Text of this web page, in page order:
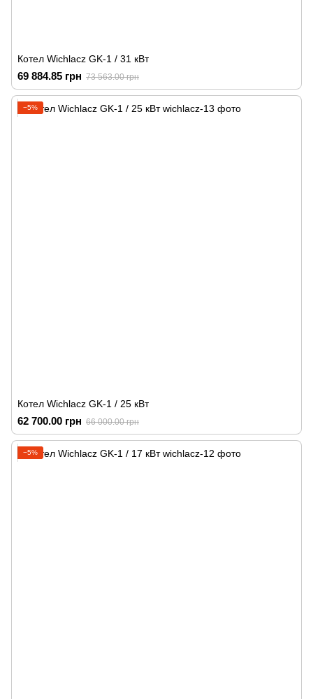
Котел Wichlacz GK-1 / 31 кВт
69 884.85 грн 73 563.00 грн
−5%
Котел Wichlacz GK-1 / 25 кВт
62 700.00 грн 66 000.00 грн
−5%